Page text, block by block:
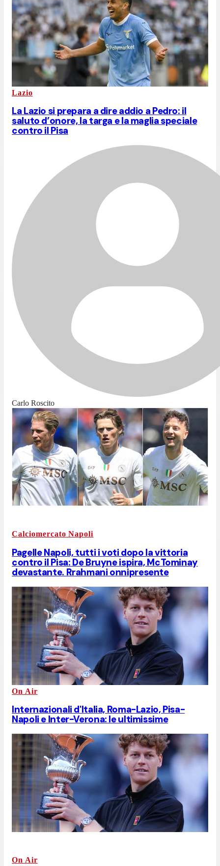
Lazio
La Lazio si prepara a dire addio a Pedro: il
saluto d’onore, la targa e la maglia speciale
contro il Pisa
Carlo Roscito
Calciomercato Napoli
Pagelle Napoli, tutti i voti dopo la vittoria
contro il Pisa: De Bruyne ispira, McTominay
devastante. Rrahmani onnipresente
On Air
Internazionali d'Italia, Roma-Lazio, Pisa-
Napoli e Inter-Verona: le ultimissime
On Air